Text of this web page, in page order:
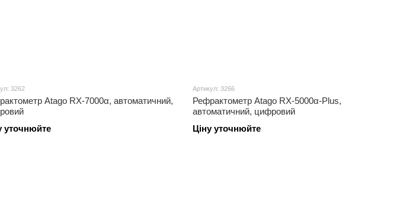
3262
Atago RX-7000α, автоматичний,
уточнюйте
Артикул: 3266
Рефрактометр Atago RX-5000α-Plus,
автоматичний, цифровий
Ціну уточнюйте